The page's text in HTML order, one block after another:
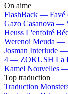
On aime
FlashBack — Favé
Gazo Casanova —
Heuss L'enfoiré
Werenoi Meuda —
Josman Interlude —
4 — ZOKUSH La
Kamel Nouvelles
Top traduction
Traduction